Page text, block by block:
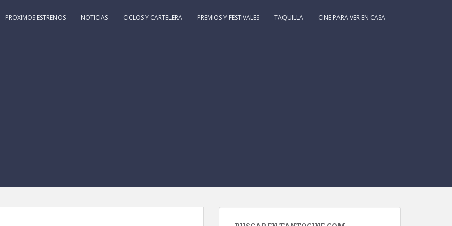
PROXIMOS ESTRENOS NOTICIAS CICLOS Y CARTELERA PREMIOS Y FESTIVALES TAQUILLA CINE PARA VER EN CASA